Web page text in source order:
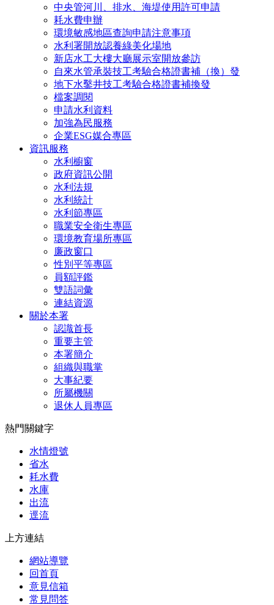
中央管河川、排水、海堤使用許可申請
耗水費申辦
環境敏感地區查詢申請注意事項
水利署開放認養綠美化場地
新店水工大樓大廳展示室開放參訪
自來水管承裝技工考驗合格證書補（換）發
地下水鑿井技工考驗合格證書補換發
檔案調閱
申請水利資料
加強為民服務
企業ESG媒合專區
資訊服務
水利櫥窗
政府資訊公開
水利法規
水利統計
水利節專區
職業安全衛生專區
環境教育場所專區
廉政窗口
性別平等專區
員額評鑑
雙語詞彙
連結資源
關於本署
認識首長
重要主管
本署簡介
組織與職掌
大事紀要
所屬機關
退休人員專區
熱門關鍵字
水情燈號
省水
耗水費
水庫
出流
逕流
上方連結
網站導覽
回首頁
意見信箱
常見問答